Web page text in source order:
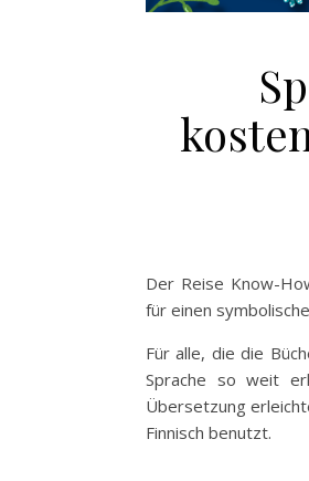
Der Reise Know-
für einen
Für alle, die die
Sprache so weit
Übersetzung
Finnisch benutzt.